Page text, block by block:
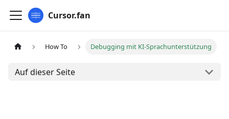
Cursor.fan
How To Debugging mit KI-Sprachunterstützung
Auf dieser Seite